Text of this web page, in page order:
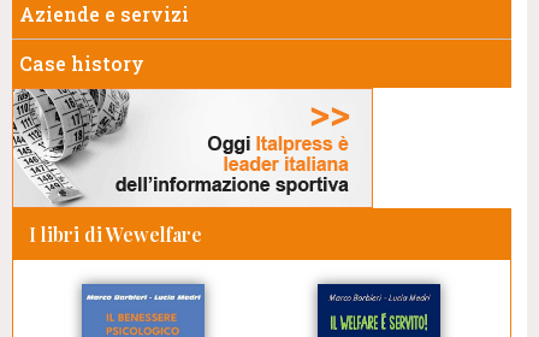
Aziende e servizi
Case history
I libri di Wewelfare